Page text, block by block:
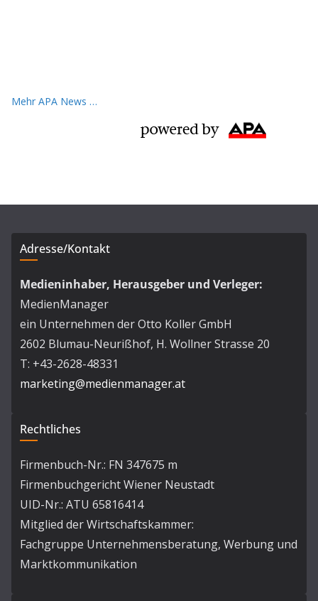
Mehr APA News …
Adresse/Kontakt
Medieninhaber, Herausgeber und Verleger:
MedienManager
ein Unternehmen der Otto Koller GmbH
2602 Blumau-Neurißhof, H. Wollner Strasse 20
T: +43-2628-48331
marketing@medienmanager.at
Rechtliches
Firmenbuch-Nr.: FN 347675 m
Firmenbuchgericht Wiener Neustadt
UID-Nr.: ATU 65816414
Mitglied der Wirtschaftskammer:
Fachgruppe Unternehmensberatung, Werbung und
Marktkommunikation